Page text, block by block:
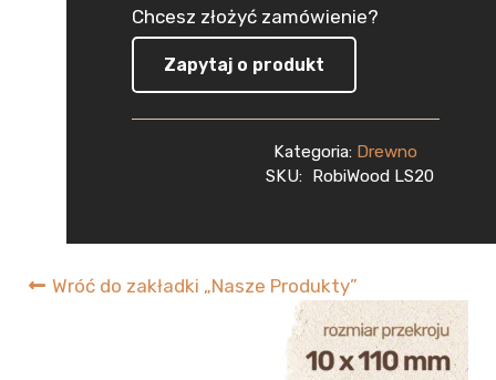
Wróć do zakładki „Nasze Produkty”
10x110x2400
Deska
Chcesz złożyć zamówienie?
Zapytaj o produkt
Kategoria: Drewno
SKU: RobiWood LS20